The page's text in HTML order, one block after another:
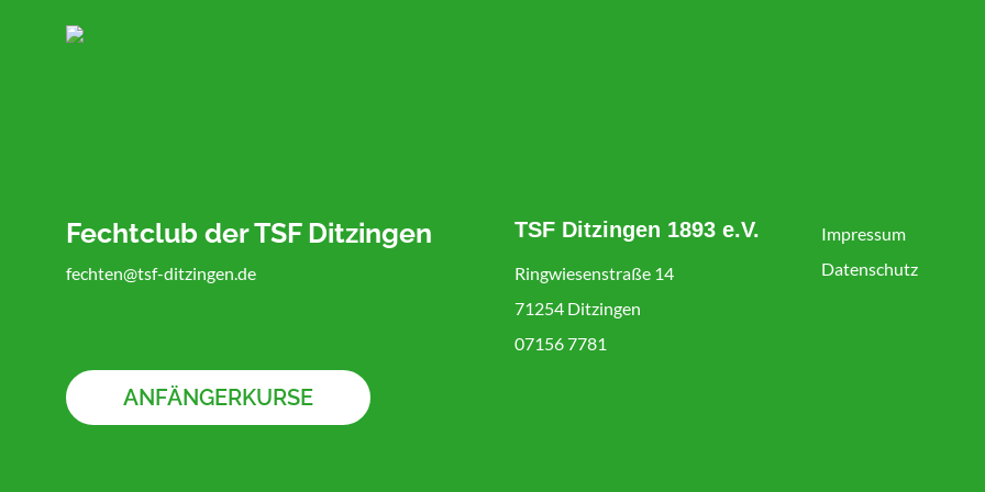
Fechtclub der TSF Ditzingen
fechten@tsf-ditzingen.de
TSF Ditzingen 1893 e.V.
Ringwiesenstraße 14
71254 Ditzingen
07156 7781
Impressum
Datenschutz
ANFÄNGERKURSE